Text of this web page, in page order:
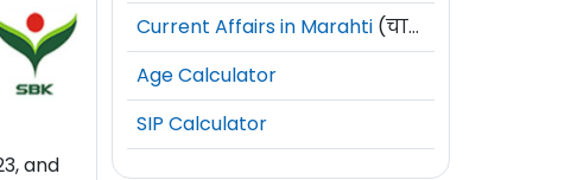
and
Current Affairs in Marahti (चालू घडामोडी)
Age Calculator
SIP Calculator